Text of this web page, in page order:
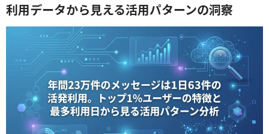
利用データから見える活用パターンの洞察